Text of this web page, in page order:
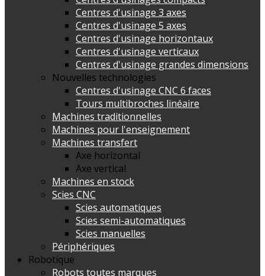
Centres d'usinage 3 axes
Centres d'usinage 5 axes
Centres d'usinage horizontaux
Centres d'usinage verticaux
Centres d'usinage grandes dimensions
Nouvelles technologies
Centres d'usinage CNC 6 faces
Tours multibroches linéaire
Machines traditionnelles
Machines pour l'enseignement
Machines transfert
Axe horizontal
Axe vertical
Machines en stock
Scies CNC
Scies automatiques
Scies semi-automatiques
Scies manuelles
Périphériques
Robotique
Robots toutes marques